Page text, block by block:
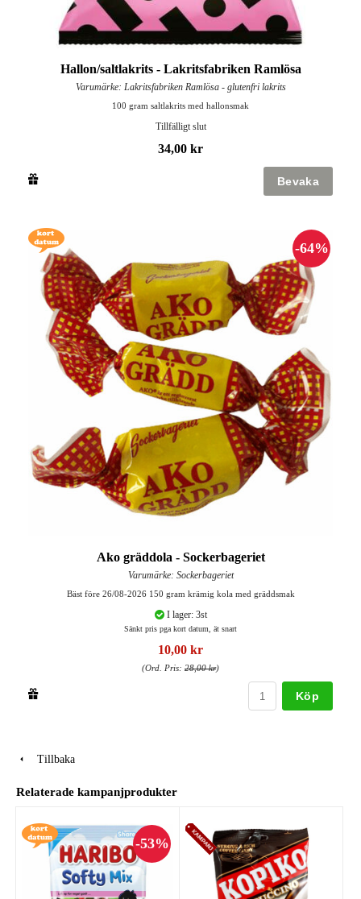
Hallon/saltlakrits - Lakritsfabriken Ramlösa
Varumärke: Lakritsfabriken Ramlösa - glutenfri lakrits
100 gram saltlakrits med hallonsmak
Tillfälligt slut
34,00 kr
Ako gräddola - Sockerbageriet
Varumärke: Sockerbageriet
Bäst före 26/08-2026 150 gram krämig kola med gräddsmak
I lager: 3st
Sänkt pris pga kort datum, ät snart
10,00 kr
(Ord. Pris: 28,00 kr)
Köp
Tillbaka
Relaterade kampanjprodukter